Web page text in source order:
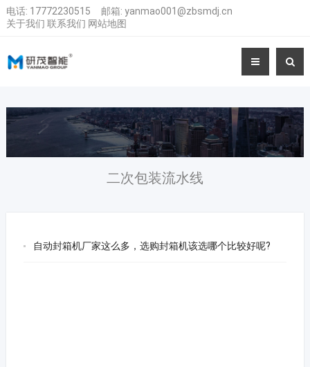
电话: 17772230515 邮箱: yanmao001@zbsmdj.cn
关于我们 联系我们 网站地图
二次包装流水线
自动封箱机厂家这么多，选购封箱机该选哪个比较好呢?